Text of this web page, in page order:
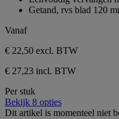
sterren.
Getand, rvs blad 120
Vanaf
€ 22,50 excl. BTW
€ 27,23 incl. BTW
Per stuk
Bekijk 8 opties
Dit artikel is momenteel niet